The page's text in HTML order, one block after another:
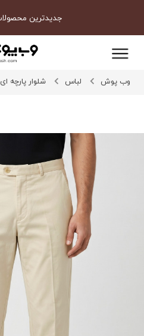
جدیدترین
وب پوش لباس شلوار پارچه ای